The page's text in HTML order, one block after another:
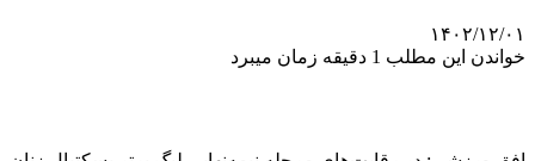
۱۴۰۲/۱۲/۰۱
خواندن این مطلب 1 دقیقه زمان میبرد